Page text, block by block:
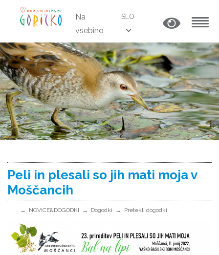
Na
vsebino
SLO
Peli in plesali so jih mati moja v
Moščancih
NOVICE&DOGODKI Dogodki Pretekli dogodki